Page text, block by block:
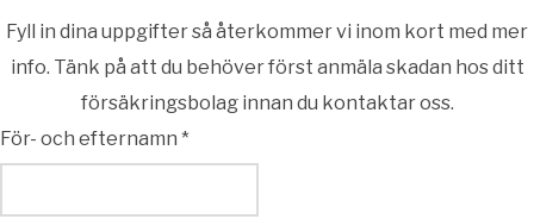
Fyll in dina uppgifter så återkommer vi inom kort med mer
info. Tänk på att du behöver först anmäla skadan hos ditt
försäkringsbolag innan du kontaktar oss.
För- och efternamn *